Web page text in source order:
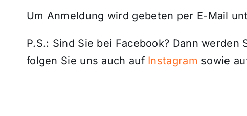
Um Anmeldung wird gebeten per E-Mail
P.S.: Sind Sie bei Facebook? Dann werden
folgen Sie uns auch auf Instagram sowie